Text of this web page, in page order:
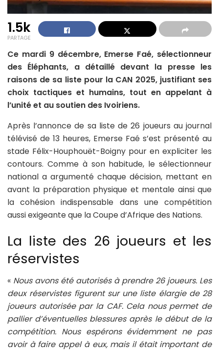
1.5k
PARTAGE
Ce mardi 9 décembre, Emerse Faé, sélectionneur
des Éléphants, a détaillé devant la presse les
raisons de sa liste pour la CAN 2025, justifiant ses
choix tactiques et humains, tout en appelant à
l’unité et au soutien des Ivoiriens.
Après l’annonce de sa liste de 26 joueurs au journal
télévisé de 13 heures, Emerse Faé s’est présenté au
stade Félix-Houphouët-Boigny pour en expliciter les
contours. Comme à son habitude, le sélectionneur
national a argumenté chaque décision, mettant en
avant la préparation physique et mentale ainsi que
la cohésion indispensable dans une compétition
aussi exigeante que la Coupe d’Afrique des Nations.
La liste des 26 joueurs et les
réservistes
« Nous avons été autorisés à prendre 26 joueurs. Les
deux réservistes figurent sur une liste élargie de 28
joueurs autorisée par la CAF. Cela nous permet de
pallier d’éventuelles blessures après le début de la
compétition. Nous espérons évidemment ne pas
avoir à faire appel à eux, mais il était important de